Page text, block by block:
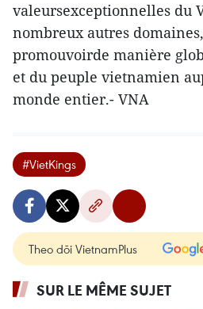
valeursexceptionnelles du
nombreux autres
promouvoirde manière
et du peuple vietnamien
monde entier.- VNA
#VietKings
Theo dõi VietnamPlus
SUR LE MÊME SUJET